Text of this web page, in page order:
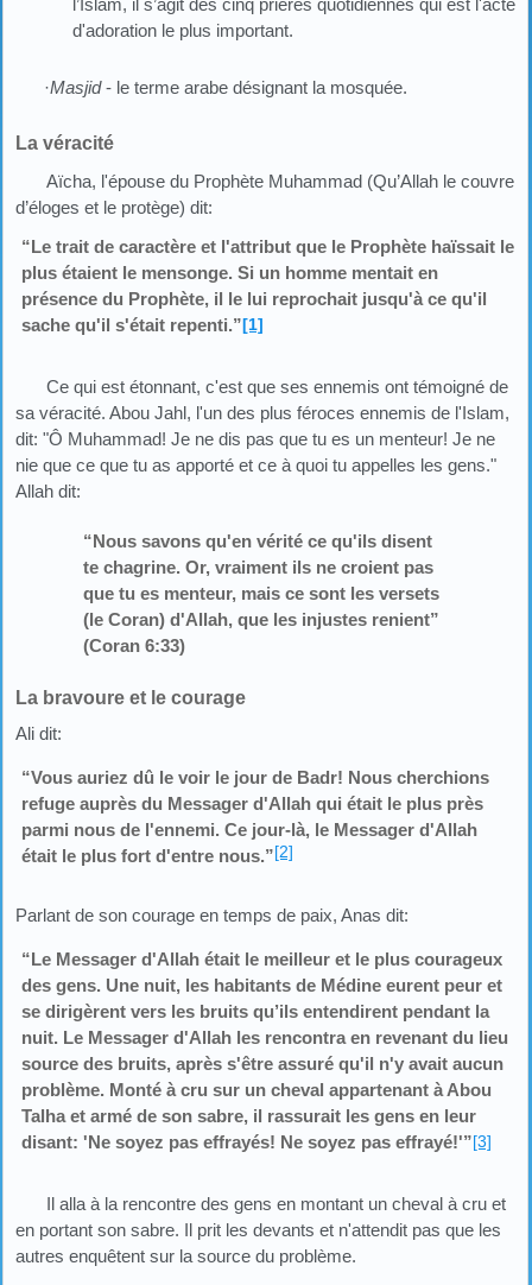
l’Islam, il s’agit des cinq prières quotidiennes qui est l'acte
d'adoration le plus important.
·Masjid- le terme arabe désignant la mosquée.
La véracité
Aïcha, l'épouse du Prophète Muhammad (Qu’Allah le couvre
d’éloges et le protège) dit:
“Le trait de caractère et l'attribut que le Prophète haïssait le
plus étaient le mensonge. Si un homme mentait en
présence du Prophète, il le lui reprochait jusqu'à ce qu'il
sache qu'il s'était repenti.”[1]
Ce qui est étonnant, c'est que ses ennemis ont témoigné de
sa véracité. Abou Jahl, l'un des plus féroces ennemis de l'Islam,
dit: "Ô Muhammad! Je ne dis pas que tu es un menteur! Je ne
nie que ce que tu as apporté et ce à quoi tu appelles les gens."
Allah dit:
“Nous savons qu'en vérité ce qu'ils disent
te chagrine. Or, vraiment ils ne croient pas
que tu es menteur, mais ce sont les versets
(le Coran) d'Allah, que les injustes renient”
(Coran 6:33)
La bravoure et le courage
Ali dit:
“Vous auriez dû le voir le jour de Badr! Nous cherchions
refuge auprès du Messager d'Allah qui était le plus près
parmi nous de l'ennemi. Ce jour-là, le Messager d'Allah
était le plus fort d'entre nous.”[2]
Parlant de son courage en temps de paix, Anas dit:
“Le Messager d'Allah était le meilleur et le plus courageux
des gens. Une nuit, les habitants de Médine eurent peur et
se dirigèrent vers les bruits qu’ils entendirent pendant la
nuit. Le Messager d'Allah les rencontra en revenant du lieu
source des bruits, après s'être assuré qu'il n'y avait aucun
problème. Monté à cru sur un cheval appartenant à Abou
Talha et armé de son sabre, il rassurait les gens en leur
disant: 'Ne soyez pas effrayés! Ne soyez pas effrayé!'”[3]
Il alla à la rencontre des gens en montant un cheval à cru et
en portant son sabre. Il prit les devants et n'attendit pas que les
autres enquêtent sur la source du problème.